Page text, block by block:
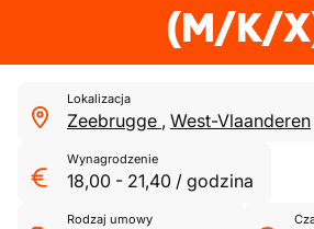
(M/K/
Lokalizacja
Zeebrugge , West-Vlaanderen
Wynagrodzenie
18,00 - 21,40 / godzina
Rodzaj umowy